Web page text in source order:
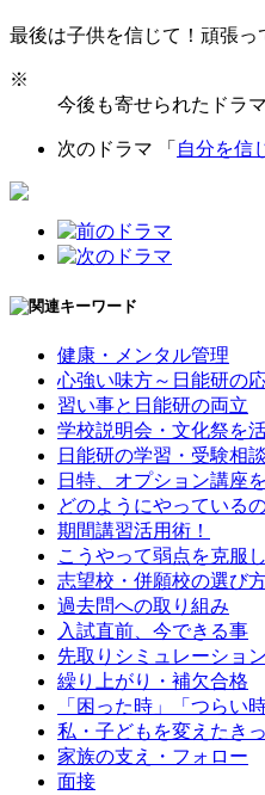
最後は子供を信じて！頑張っ
※
今後も寄せられたドラ
次のドラマ 「 自分を信
健康・メンタル管理
心強い味方～日能研の
習い事と日能研の両立
学校説明会・文化祭を
日能研の学習・受験相談
日特、オプション講座
どのようにやっている
期間講習活用術！
こうやって弱点を克服
志望校・併願校の選び
過去問への取り組み
入試直前、今できる事
先取りシミュレーショ
繰り上がり・補欠合格
「困った時」「つらい
私・子どもを変えたき
家族の支え・フォロー
面接